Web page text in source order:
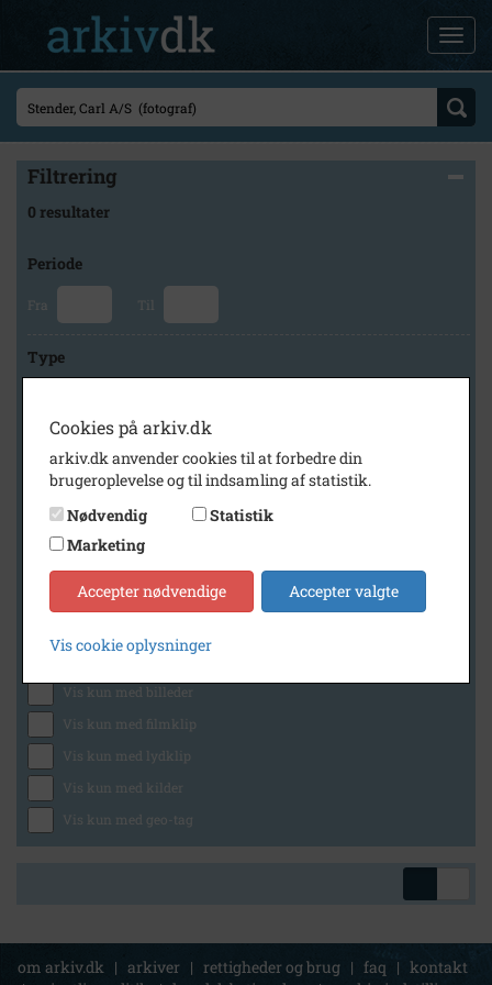
Filtrering
0 resultater
Periode
Fra Til
Type
Arkiv
Herlev Kommunes Lokalarkiv
Generelt
Vis kun med billeder
Vis kun med filmklip
Vis kun med lydklip
Vis kun med kilder
Vis kun med geo-tag
om arkiv.dk | arkiver | rettigheder og brug | faq | kontakt
Cookies på arkiv.dk
arkiv.dk anvender cookies til at forbedre din
brugeroplevelse og til indsamling af statistik.
Nødvendig
Statistik
Marketing
Accepter nødvendige Accepter valgte
Vis cookie oplysninger